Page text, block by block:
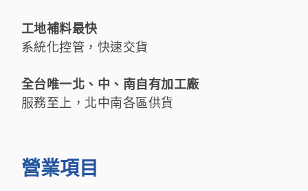
工地補料最快
系統化控管，快速交貨
全台唯一北、中、南自有加工廠
服務至上，北中南各區供貨
營業項目